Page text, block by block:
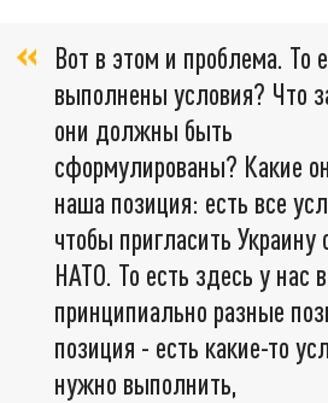
Вот в этом и проблема. То
выполнены условия? Что
они должны быть
сформулированы? Какие
наша позиция: есть все
чтобы пригласить Украину
НАТО. То есть здесь у нас
принципиально разные
позиция - есть какие-то
нужно выполнить,